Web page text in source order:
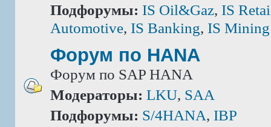
Подфорумы: IS Oil&Gaz, IS
Automotive, IS Banking, IS Mining
Форум по HANA
Форум по SAP HANA
Модераторы: LKU, SAA
Подфорумы: S/4HANA, IBP